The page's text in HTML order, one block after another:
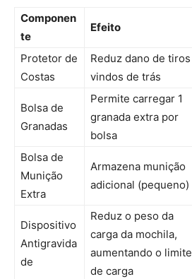
Componen
te
Efeito
Protetor de
Costas
Reduz dano de tiros
vindos de trás
Bolsa de
Granadas
Permite carregar 1
granada extra por
bolsa
Bolsa de
Munição
Extra
Armazena munição
adicional (pequeno)
Dispositivo
Antigravida
de
Reduz o peso da
carga da mochila,
aumentando o limite
de carga